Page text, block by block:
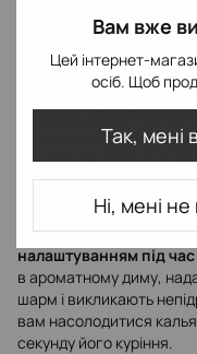
Вам вже
Цей інтернет-
осіб. Щоб
Так, мені
Ні, мені
унікальний букет,
справжнім
фруктового тютюну.
Для цінителів більш
пропонує мікс м'яти
доповнюється
лимона. Ця свіжість і
року, дозволяючи
Всі смаки тютюну
налаштуванням під
в ароматному диму,
шарм і викликають
вам насолодитися
секунду його куріння.